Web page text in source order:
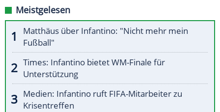
Meistgelesen
Matthäus über Infantino: "Nicht mehr mein
Fußball"
Times: Infantino bietet WM-Finale für
Unterstützung
Medien: Infantino ruft FIFA-Mitarbeiter zu
Krisentreffen